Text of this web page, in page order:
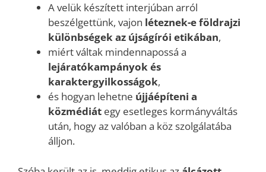
A velük készített interjúban arról
beszélgettünk, vajon léteznek-e földrajzi
különbségek az újságírói etikában,
miért váltak mindennapossá a
lejáratókampányok és
karaktergyilkosságok,
és hogyan lehetne újjáépíteni a
közmédiát egy esetleges kormányváltás
után, hogy az valóban a köz szolgálatába
álljon.